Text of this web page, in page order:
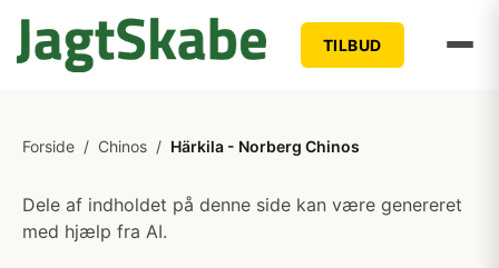
TILBUD
Forside / Chinos / Härkila - Norberg Chinos
Dele af indholdet på denne side kan være genereret
med hjælp fra AI.